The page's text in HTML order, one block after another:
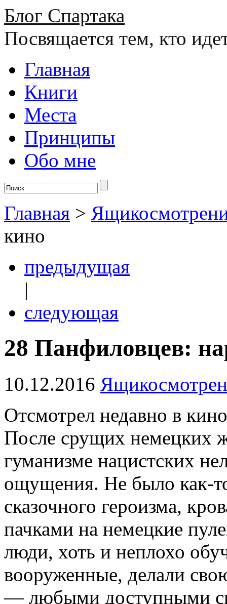
Блог Спартака
Посвящается тем, кто
Главная
Книги
Места
Принципы
Обо мне
Главная >
кино
предыдущая
|
следующая
28 Панфиловцев:
10.12.2016
Отсмотрел недавно в
После срущих немецких
гуманизме нацистских
ощущения. Не было как-
сказочного героизма,
пачками на немецкие
люди, хоть и неплохо
вооруженные, делали
— любыми доступными